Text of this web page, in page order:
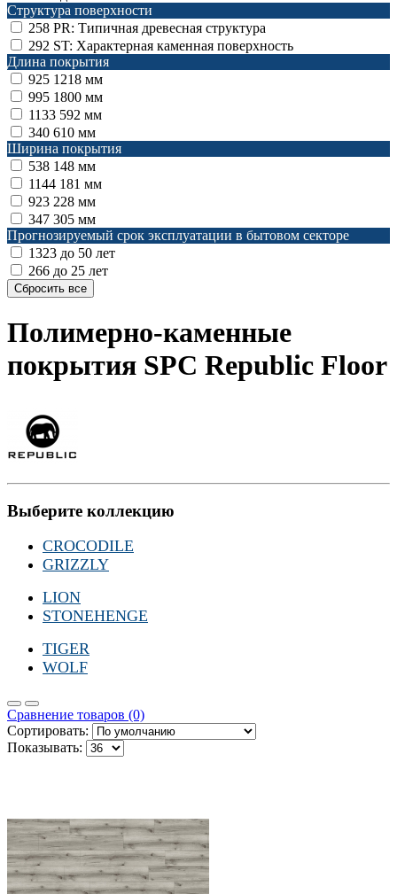
Структура поверхности
258 PR: Типичная древесная структура
292 ST: Характерная каменная поверхность
Длина покрытия
925 1218 мм
995 1800 мм
1133 592 мм
340 610 мм
Ширина покрытия
538 148 мм
1144 181 мм
923 228 мм
347 305 мм
Прогнозируемый срок эксплуатации в бытовом секторе
1323 до 50 лет
266 до 25 лет
Полимерно-каменные
покрытия SPC Republic Floor
Выберите коллекцию
CROCODILE
GRIZZLY
LION
STONEHENGE
TIGER
WOLF
Сравнение товаров (0)
Сортировать:
Показывать: